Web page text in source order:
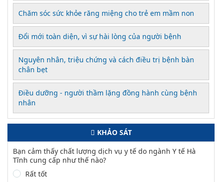
Chăm sóc sức khỏe răng miệng cho trẻ em mầm non
Đổi mới toàn diện, vì sự hài lòng của người bệnh
Nguyên nhân, triệu chứng và cách điều trị bệnh bàn
chân bẹt
Điều dưỡng - người thầm lặng đồng hành cùng bệnh
nhân
KHẢO SÁT
Bạn cảm thấy chất lượng dịch vụ y tế do ngành Y tế Hà
Tĩnh cung cấp như thế nào?
Rất tốt